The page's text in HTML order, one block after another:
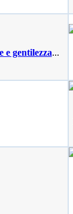
gentilezza...